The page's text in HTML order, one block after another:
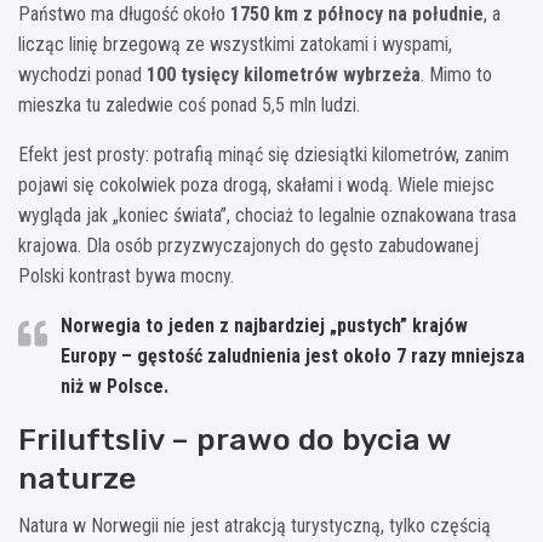
Państwo ma długość około 1750 km z północy na południe, a
licząc linię brzegową ze wszystkimi zatokami i wyspami,
wychodzi ponad 100 tysięcy kilometrów wybrzeża. Mimo to
mieszka tu zaledwie coś ponad 5,5 mln ludzi.
Efekt jest prosty: potrafią minąć się dziesiątki kilometrów, zanim
pojawi się cokolwiek poza drogą, skałami i wodą. Wiele miejsc
wygląda jak „koniec świata”, chociaż to legalnie oznakowana trasa
krajowa. Dla osób przyzwyczajonych do gęsto zabudowanej
Polski kontrast bywa mocny.
Norwegia to jeden z najbardziej „pustych” krajów
Europy – gęstość zaludnienia jest około 7 razy mniejsza
niż w Polsce.
Friluftsliv – prawo do bycia w
naturze
Natura w Norwegii nie jest atrakcją turystyczną, tylko częścią